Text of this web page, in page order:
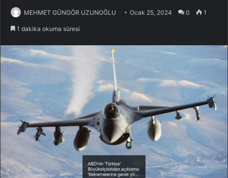
MEHMET GÜNGÖR UZUNOĞLU Ocak 25, 2024 0 1
1 dakika okuma süresi